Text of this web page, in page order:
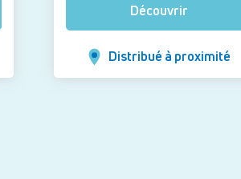
Découvrir
Distribué à proximité